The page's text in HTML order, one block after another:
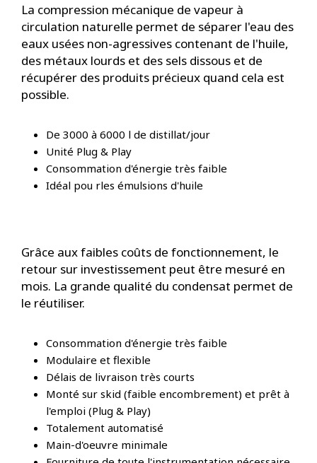
La compression mécanique de vapeur à
circulation naturelle permet de séparer l'eau des
eaux usées non-agressives contenant de l'huile,
des métaux lourds et des sels dissous et de
récupérer des produits précieux quand cela est
possible.
De 3000 à 6000 l de distillat/jour
Unité Plug & Play
Consommation d'énergie très faible
Idéal pou rles émulsions d'huile
Grâce aux faibles coûts de fonctionnement, le
retour sur investissement peut être mesuré en
mois. La grande qualité du condensat permet de
le réutiliser.
Consommation d'énergie très faible
Modulaire et flexible
Délais de livraison très courts
Monté sur skid (faible encombrement) et prêt à
l'emploi (Plug & Play)
Totalement automatisé
Main-d'oeuvre minimale